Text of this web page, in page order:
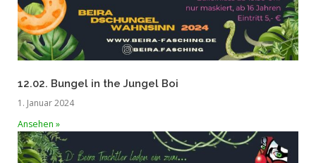
12.02. Bungel in the Jungel Boi
1. Januar 2024
Ansehen »